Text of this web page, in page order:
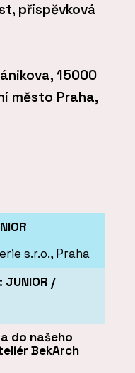
příspěvková
15000
město Praha,
s.r.o., Praha
JUNIOR /
do našeho
BekArch